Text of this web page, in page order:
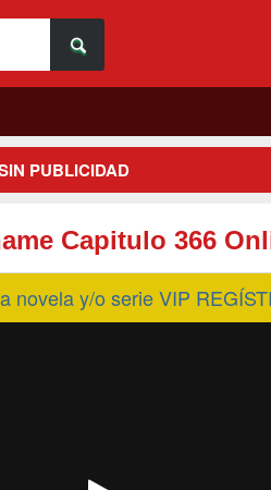
PUBLICIDAD
Capitulo 366
novela y/o serie VIP